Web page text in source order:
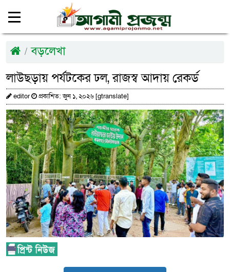
বড়লেখা
লাউছড়ায় পর্যটকের ঢল, রাজস্ব আদায় রেকর্ড
editor প্রকাশিত: জুন ১, ২০২৬ [gtranslate]